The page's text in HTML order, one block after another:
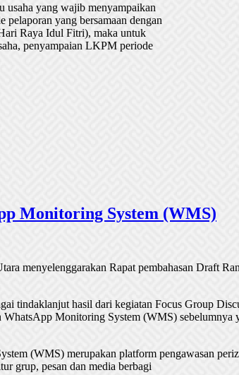
usaha yang wajib menyampaikan
yang bersamaan dengan
Raya Idul Fitri), maka untuk
penyampaian LKPM periode
Monitoring System (WMS)
menyelenggarakan Rapat pembahasan Draft
tindaklanjut hasil dari kegiatan Focus Group
WhatsApp Monitoring System (WMS)
(WMS) merupakan platform pengawasan
grup, pesan dan media berbagi